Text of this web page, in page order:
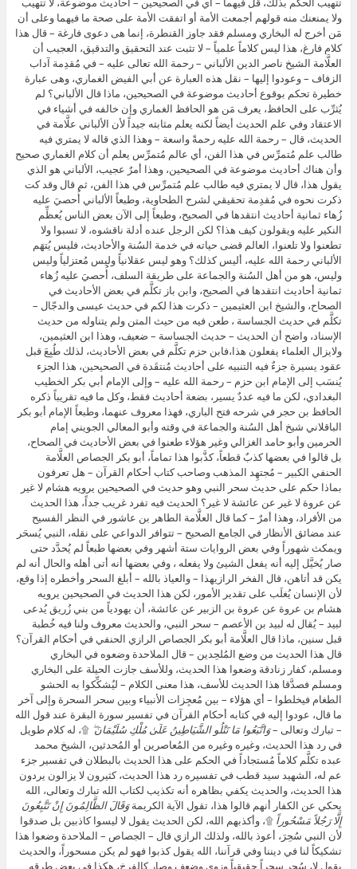
ولا يمنعنك منه قولهم أجمعت الأمة أو اتفقت الأمة على صحة ما فيهما وعلى أن
مَن أخرج له البخاري ومسلم فقد جاوز القنطرة، إنما هى دعوى فارغة – قال هذا
كلام فارغ، هذا ليس كلاماً علمياً – لا تثبت عند التحقيق والتدقيق، العجيب أن
العلَّامة الشيخ ناصر الدين الألباني – رحمة الله تعالى عليه – في مُقدِمة آداب
الزفاف – وعودوا إليها – نقل هذه العبارة عن أبي الفيض الغماري، وهى عبارة
خطيرة تحكم بوقوع أحاديث موضوعة في الصحيحين، ماذا قال الألباني؟ لم
يُثرِّب على الحافظ، يعرف مَن هو الحافظ الغماري وإن خالفه في أشياء في
الاعتقاد وفي علم الحديث أيضاً لكنه يعلم مثابته جيداً لأن الألباني علَّامة في
الحديث، قال – رحمة الله عليه رحمةً واسعة – وهذا الذي قاله لا يمتري فيه
طالب علم مُتمرِّس في هذا الفن، أي عالم مُتمرِّس يعلم أن كلام الغماري صحيح
وأن هناك أحاديث موضوعة في الصحيحين، وهذا أمرٌ عجيب، الألباني هو الذي
يقول هذا، قال لا يمتري فيه طالب علم مُتمرِّس في هذا الفن، ثم قال وقد كت
ذكرت نحوه في مُقدِمة تحقيقي لشرح الطحاوية، وطبعاً الألباني أُحصيَ عليه
زُهاء ثمانية أحاديث انتقدها في الصحيح، وطبعاً إلى الآن بعض الناس يُعظِّم
النكير عليه ويقولون كيف هذا؟ لكن الرجل عنده أدلة ناقشوه، لا تسبوا ولا
تطعنوا ولا تلعنوا، العالم قضى حياته في خدمة السُنة والأحاديث، فليس يُتهَم
الألباني رحمة الله عليه، أليس كذلك؟ وهو ليس عقلانياً وليس مُعتزلياً وليس
وليس، هو من أهل السُنة والجماعة على طريقة السلف، أُحصيَ عليه زُهاء
ثمانية أحاديث انتقدها في الصحيح، وابن باز تكلَّم في بعض الأحاديث في
الصحاح، والشيخ ابن العثيمين – ذكرت هذا لكم في حديث عيسى والدجّال –
تكلَّم في حديث الجساسة ، طعن فيه من حيث المتن ولم يتناوله من حديث
الإسناد، واضح أن الحديث – حديث الجساسة – ضعيف، وهذا ابن العثيمين،
ولايزال العلماء يفعلون هذا،فابن حزم تكلَّم في بعض الأحاديث، لذلك طُبِعَ قبل
عقود يسيرة جزءٌ فيه التنبيه على أحاديث مُنتقَدة في الصحيحين، هذا الجزء
يُنسَب إلى الإمام ابن حزم – رحمة الله عليه – وإلى الإمام أبي بكر الخطيب
البغدادي، لكن ما فيه عددٌ يسير، بضعة أحاديث فقط، وكل ما فيه تقريباً ذكره
الحافظ بن حجر في شرحه فتح الباري، فهذا معروف عنهما، وطبعاً الإمام أبو بكر
الباقلاني شيخ أهل السُنة والجماعة في وقته وأبو المعالي الجويني إمام
الحرمين وأبو حامد الغزالي وغير هؤلاء طعنوا في بعض الأحاديث في الصحاح،
بل قالوا في بعضها كذبٌ قطعاً، كذَّبوا هذا تماماً، أبو بكر الجصاص العلَّامة
الحنفي الكبير – مُجتهِد المذهب وصاحب كتاب أحكام القرآن – هل تعرفون
بماذا حكم على حديث سحر النبي وهو حديث في الصحيحين يرويه هشام لا غير
عن عروة لا غير عن عائشة لا غير؟ الحديث فيه تفرد غريب جداً، هذا الحديث
من الأفراد، وهذا أمرٌ – كما قال العلَّامة الطاهر بن عاشور في النظر الفسيح
عند مضائق الأنظار في الجامع الصحيح – تتوافر الدواعي على نقله، النبي يُسحَر
ويمكث شهوراً وفي بعض الروايات ستة أشهر وفي بعضها طبعاً لم يُحدَّد حتى
صار يُخيَّل إليه أنه يفعل الشيئ ولا يفعله ، وفي بعضها أنه أتى أهله والحال أنه لم
يكن قد أتاهن، قال الفخر الرازيهذا – والعياذ بالله – أبلغ السحر وأخطره إذا وقع،
لأن الإنسان يُغلَب على تقدير الأمور، لكن هذا الحديث في الصحيحين يرويه
هشام بن عروة عن عروة بن الزبير عن عائشة، أن يهودياً من بني زُريق يُدعى
لبيد – يُقال له لبيد بن الأعصم – سحر النبي، والحديث معروف ولنا فيه خُطبة
قبل سنين، ماذا قال العلَّامة أبو بكر الجصاص الرازي الحنفي في أحكام القرآن؟
قال هذا الحديث من وضع المُلحِدين – قال الملاحدة وضعوه في البخاري
ومسلم، كفار زنادقة وضعوا هذا الحديث، وللأسف جازت الحيلة على البخاري
ومسلم فصدَّقا هذا الحديث للأسف، هذا معنى الكلام – ليُشكِّكوا به الحشو
الطغام فيخلطوا – أي هؤلاء – بين مُعجِزات الأنبياء وبين سحر السحرة وإلى آخر
ما قال، عودوا إليه في كتابه أحكام القرآن في تفسير سورة البقرة عند قول الله
– تبارك وتعالى –وَاتَّبَعُوا مَا تَتْلُو الشَّيَاطِينُ عَلَىٰ مُلْكِ سُلَيْمَانَ ۖ ۩، له كلام طويل
في رد هذا الحديث، وغيره وغيره من المُعاصرين أو المُحدثين، الشيخ محمد
عبده تكلَّم كلاماً مُستجاداً في الحكم على هذا الحديث بالبطلان في تفسير جزء
عم له، الشهيد سيد قطب في تفسيره رد هذا الحديث، كثيرون لا يزالون يردون
هذا الحديث، والحديث يكفي بظاهره أنه تكذيب لكتاب الله تبارك وتعالى، الله
يحكي عن الكفار أنهم قالوا هذا، تقول الآية الكريمةوَقَالَ الظَّالِمُونَ إِنْ تَتَّبِعُونَ
إِلَّا رَجُلاً مَسْحُوراً ۩، وأكذبهم الله، لكن الحديث يقول لا ليسوا كاذبين بل صدقوا
لأن النبي سُحِرَ، أعوذ بالله، ولذلك الرازي قال – الجصاص – الملاحدة وضعوا هذا
تشكيكاً لنا في ديننا وفي قرآننا، الله يقول كذبوا فهو لم يكن مسحوراً، والحديث